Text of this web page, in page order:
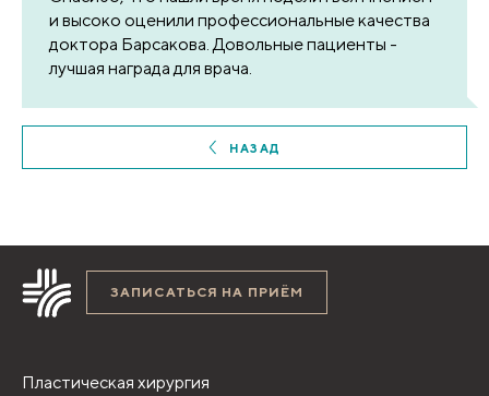
и высоко оценили профессиональные качества
доктора Барсакова. Довольные пациенты -
лучшая награда для врача.
НАЗАД
ЗАПИСАТЬСЯ НА ПРИЁМ
Пластическая хирургия